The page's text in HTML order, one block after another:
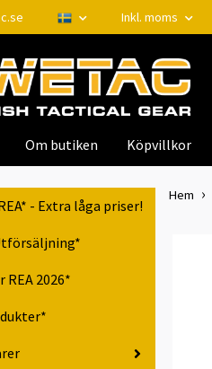
Inkl. moms
Om butiken Köpvillkor
- Extra låga priser!
REA 2026*
Hem